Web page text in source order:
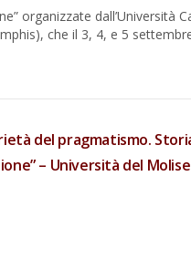
organizzate dall’Università
che il 3, 4, e 5
del pragmatismo.
– Università del Molise